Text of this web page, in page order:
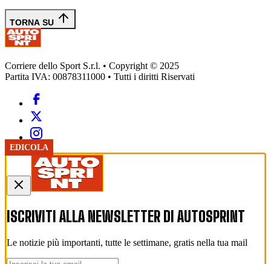
EDICOLA
TORNA SU
Corriere dello Sport S.r.l. • Copyright © 2025
Partita IVA: 00878311000 • Tutti i diritti Riservati
ISCRIVITI ALLA NEWSLETTER DI AUTOSPRINT
Le notizie più importanti, tutte le settimane, gratis nella tua mail